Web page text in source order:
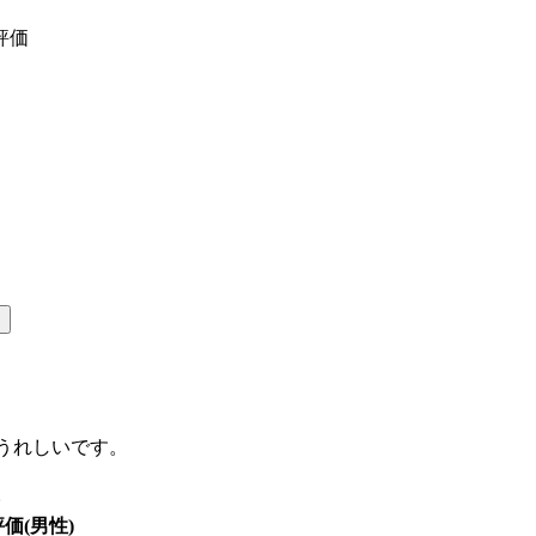
価
しいです。
価(男性)